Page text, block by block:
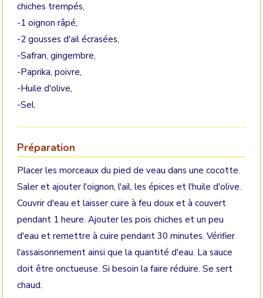
chiches trempés,
-1 oignon râpé,
-2 gousses d'ail écrasées,
-Safran, gingembre,
-Paprika, poivre,
-Huile d'olive,
-Sel.
Préparation
Placer les morceaux du pied de veau dans une cocotte.
Saler et ajouter l'oignon, l'ail, les épices et l'huile d'olive.
Couvrir d'eau et laisser cuire à feu doux et à couvert
pendant 1 heure. Ajouter les pois chiches et un peu
d'eau et remettre à cuire pendant 30 minutes. Vérifier
l'assaisonnement ainsi que la quantité d'eau. La sauce
doit être onctueuse. Si besoin la faire réduire. Se sert
chaud.